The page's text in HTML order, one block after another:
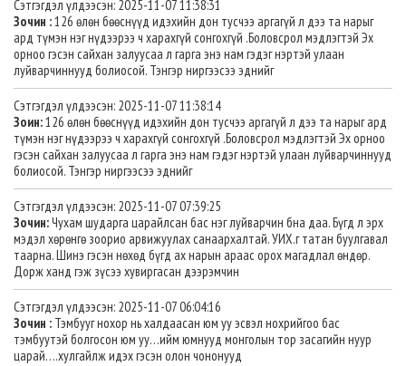
Сэтгэгдэл үлдээсэн: 2025-11-07 11:38:31
Зочин :126 өлөн бөөснүүд идэхийн дон тусчээ аргагүй л дээ та нарыг
ард түмэн нэг нүдээрээ ч харахгүй сонгохгүй .Боловсрол мэдлэгтэй Эх
орноо гэсэн сайхан залуусаа л гарга энэ нам гэдэг нэртэй улаан
луйварчиннууд болиосой. Тэнгэр ниргээсээ эднийг
Сэтгэгдэл үлдээсэн: 2025-11-07 11:38:14
Зоин:126 өлөн бөөснүүд идэхийн дон тусчээ аргагүй л дээ та нарыг ард
түмэн нэг нүдээрээ ч харахгүй сонгохгүй .Боловсрол мэдлэгтэй Эх орноо
гэсэн сайхан залуусаа л гарга энэ нам гэдэг нэртэй улаан луйварчиннууд
болиосой. Тэнгэр ниргээсээ эднийг
Сэтгэгдэл үлдээсэн: 2025-11-07 07:39:25
Зочин:Чухам шударга царайлсан бас нэг луйварчин бна даа. Бүгд л эрх
мэдэл хөрөнгө зоорио арвижуулах санаархалтай. УИХ.г татан буулгавал
таарна. Шинэ гэсэн нөхөд бүгд ах нарын араас орох магадлал өндөр.
Дорж ханд гэж зүсээ хувиргасан дээрэмчин
Сэтгэгдэл үлдээсэн: 2025-11-07 06:04:16
Зочин : Тэмбууг нохор нь халдаасан юм уу эсвэл нохрийгоо бас
тэмбуутэй болгосон юм уу…ийм юмнууд монголын тор засагийн нуур
царай….хулгайлж идэх гэсэн олон чононууд